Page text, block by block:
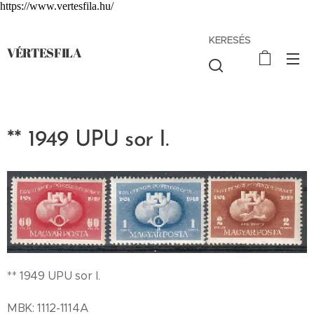
https://www.vertesfila.hu/
VÉRTESFILA
KERESÉS
** 1949 UPU sor I.
** 1949 UPU sor I.
MBK: 1112-1114A